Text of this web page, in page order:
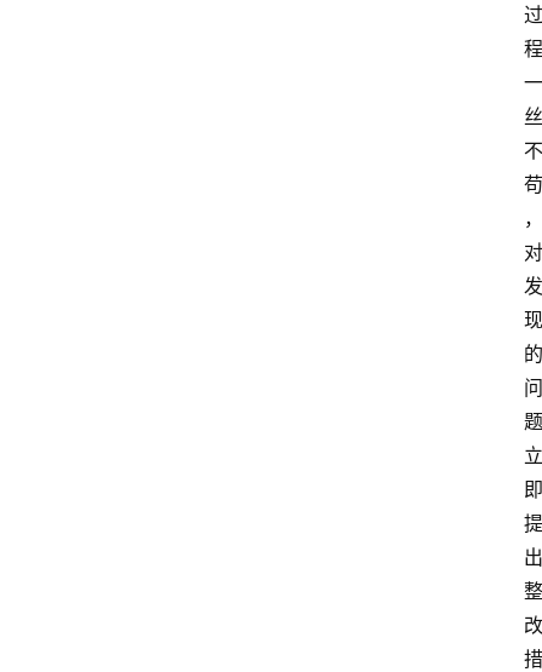
过
程
一
丝
不
苟
，
对
发
现
的
问
题
立
即
提
出
整
改
措